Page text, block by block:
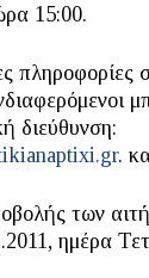
15:00.
πληροφορίες
διεύθυνση:
.
των
ημέρα